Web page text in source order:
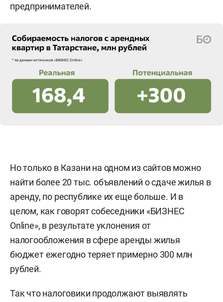
предпринимателей.
Но только в Казани на одном из сайтов можно
найти более 20 тыс. объявлений о сдаче жилья в
аренду, по республике их еще больше. И в
целом, как говорят собеседники «БИЗНЕС
Online», в результате уклонения от
налогообложения в сфере аренды жилья
бюджет ежегодно теряет примерно 300 млн
рублей.
Так что налоговики продолжают выявлять